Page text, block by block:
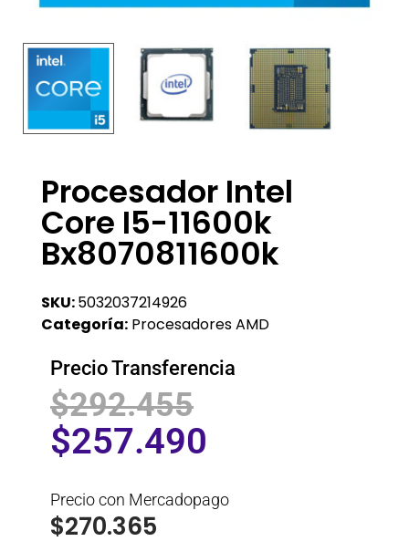
Procesador Intel
Core I5-11600k
Bx8070811600k
SKU:5032037214926
Categoría: Procesadores AMD
Precio Transferencia
$292.455
$257.490
Precio con Mercadopago
$270.365